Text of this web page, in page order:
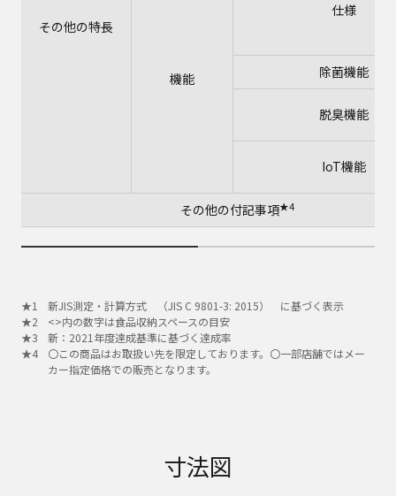
その他の特長
機能
仕様
除菌機能
脱臭機能
IoT機能
その他の付記事項★4
新JIS測定・計算方式 （JIS C 9801-3: 2015） に基づく表示
<>内の数字は食品収納スペースの目安
新：2021年度達成基準に基づく達成率
〇この商品はお取扱い先を限定しております。〇一部店舗ではメー
カー指定価格での販売となります。
寸法図